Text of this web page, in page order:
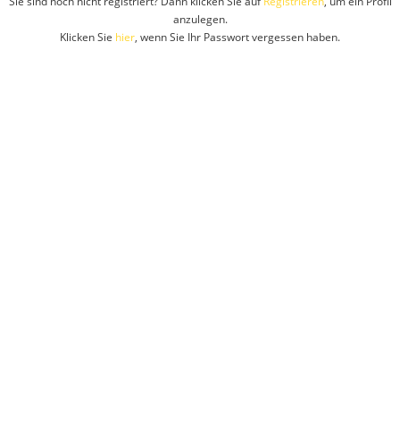
anzulegen.
Klicken Sie hier, wenn Sie Ihr Passwort vergessen haben.